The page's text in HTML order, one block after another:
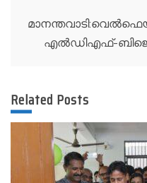
എൽഡിഎഫ്-
Related Posts